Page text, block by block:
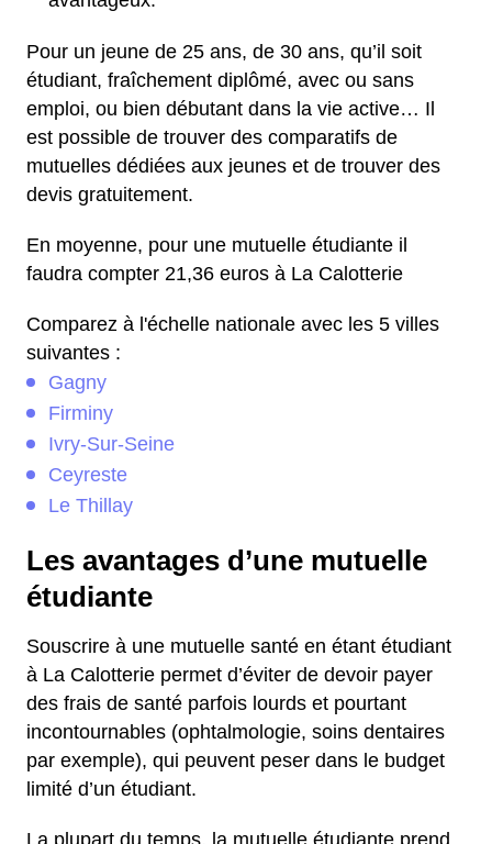
Pour un jeune de 25 ans, de 30 ans, qu’il soit
étudiant, fraîchement diplômé, avec ou sans
emploi, ou bien débutant dans la vie active… Il
est possible de trouver des comparatifs de
mutuelles dédiées aux jeunes et de trouver des
devis gratuitement.
En moyenne, pour une mutuelle étudiante il
faudra compter 21,36 euros à La Calotterie
Comparez à l'échelle nationale avec les 5 villes
suivantes :
Gagny
Firminy
Ivry-Sur-Seine
Ceyreste
Le Thillay
Les avantages d’une mutuelle
étudiante
Souscrire à une mutuelle santé en étant étudiant
à La Calotterie permet d’éviter de devoir payer
des frais de santé parfois lourds et pourtant
incontournables (ophtalmologie, soins dentaires
par exemple), qui peuvent peser dans le budget
limité d’un étudiant.
La plupart du temps, la mutuelle étudiante prend